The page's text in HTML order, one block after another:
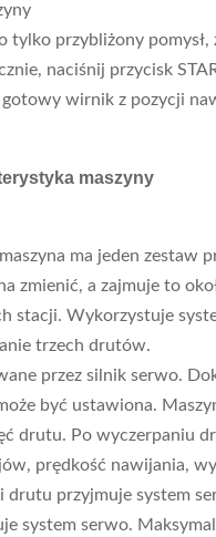
tylko przybliżony
naciśnij przycisk
wirnik z pozycji
maszyny
ma jeden
zmienić, a zajmuje to
stacji. Wykorzystuje
trzech drutów.
przez silnik serwo.
być ustawiona.
drutu. Po wyczerpaniu
prędkość nawijania,
drutu przyjmuje system
system serwo.